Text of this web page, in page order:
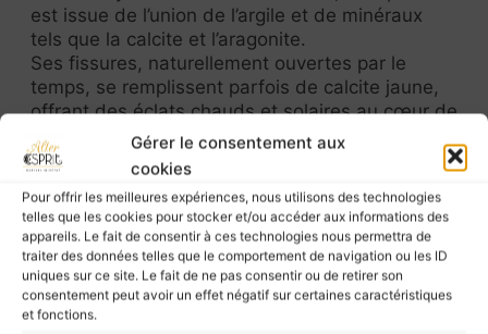
Gérer le consentement aux
cookies
Pour offrir les meilleures expériences, nous utilisons des technologies
telles que les cookies pour stocker et/ou accéder aux informations des
appareils. Le fait de consentir à ces technologies nous permettra de
traiter des données telles que le comportement de navigation ou les ID
uniques sur ce site. Le fait de ne pas consentir ou de retirer son
consentement peut avoir un effet négatif sur certaines caractéristiques
et fonctions.
est issue de l’union de l’argile et de minéraux
tels que la calcite et l’aragonite.
Ses fissures, naturellement ouvertes par le
temps, se remplissent parfois de calcite jaune,
offrant des éclats chauds et solaires au cœur de
la pierre. Chaque veine dorée témoigne d’un lent
travail de la Terre, entre tension et harmonie.
Sous sa forme d’œuf, le symbole universel de
vie, de renaissance et de potentiel — elle invite
à l’ancrage et à la stabilité. Elle est souvent
associée au chakra racine, favorisant le
sentiment de sécurité intérieure et la connexion
à la Terre.